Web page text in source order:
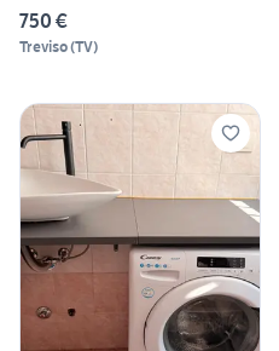
750 €
Treviso(TV)